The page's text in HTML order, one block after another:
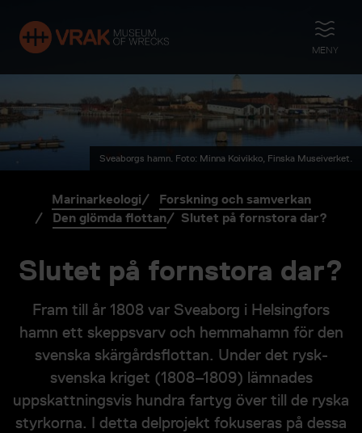
ÖPPNA
MENY
Sveaborgs hamn. Foto: Minna Koivikko, Finska Museiverket.
Marinarkeologi
Forskning och samverkan
Den glömda flottan
Slutet på fornstora dar?
Slutet på fornstora dar?
Fram till år 1808 var Sveaborg i Helsingfors
hamn ett skeppsvarv och hemmahamn för den
svenska skärgårdsflottan. Under det rysk-
svenska kriget (1808–1809) lämnades
uppskattningsvis hundra fartyg över till de ryska
styrkorna. I detta delprojekt fokuseras på dessa